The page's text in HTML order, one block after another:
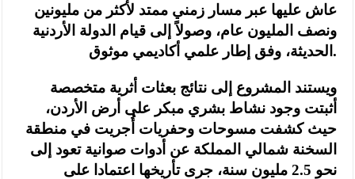
عاش عليها عبر مسار زمني ممتد لأكثر من مليونين
ونصف المليون عام، وصولاً إلى قيام الدولة الأردنية
الحديثة، وفق إطار علمي أكاديمي موثوق.
ويستند المشروع إلى نتائج بعثات أثرية متخصصة
أثبتت وجود نشاط بشري مبكر على أرض الأردن،
حيث كشفت مسوحات وحفريات أُجريت في منطقة
السخنة شمالي المملكة عن أدوات صوانية تعود إلى
نحو 2.5 مليون سنة، جرى تأريخها اعتمادا على